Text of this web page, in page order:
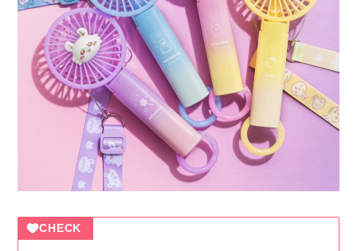
CHECK